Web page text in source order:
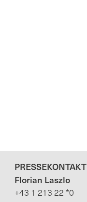
PRESSEKONTAKT
Florian Laszlo
+43 1 213 22 *0